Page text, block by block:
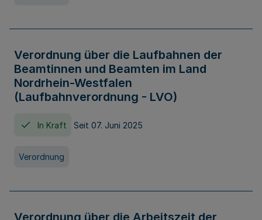
Verordnung über die Laufbahnen der
Beamtinnen und Beamten im Land
Nordrhein-Westfalen
(Laufbahnverordnung - LVO)
In Kraft Seit 07. Juni 2025
Verordnung
Verordnung über die Arbeitszeit der